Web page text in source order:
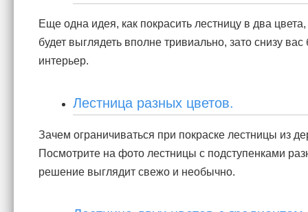
Еще одна идея, как покрасить лестницу в два
будет выглядеть вполне тривиально, зато снизу
интерьер.
Лестница разных цветов.
Зачем ограничиваться при покраске лестницы из
Посмотрите на фото лестницы с подступенками
решение выглядит свежо и необычно.